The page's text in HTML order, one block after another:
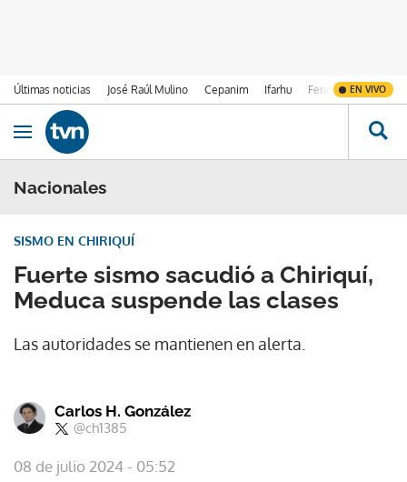
Últimas noticias José Raúl Mulino Cepanim Ifarhu Fenómeno de El
EN VIVO
Ir al contenido
Obrir navegació
Nacionales
Fuerte sismo sacudió a Chiriquí,
Meduca suspende las clases
SISMO EN CHIRIQUÍ
Las autoridades se mantienen en alerta.
Carlos H. González
@ch1385
08 de julio 2024 - 05:52